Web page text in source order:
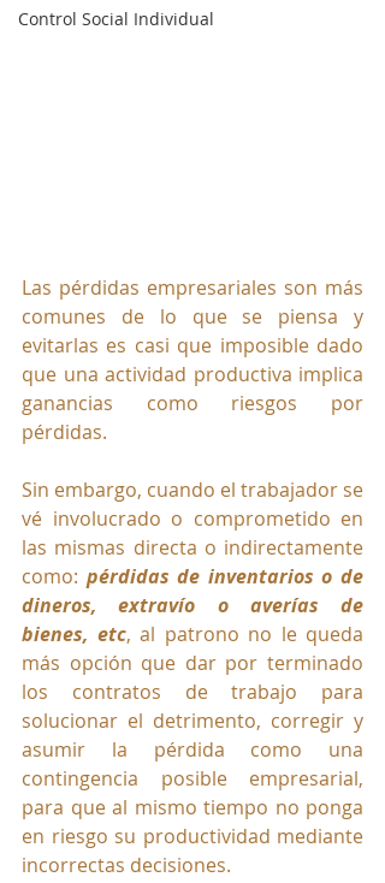
Control Social Individual
Las pérdidas empresariales son más
comunes de lo que se piensa y
evitarlas es casi que imposible dado
que una actividad productiva implica
ganancias como riesgos por
pérdidas.
Sin embargo, cuando el trabajador se
vé involucrado o comprometido en
las mismas directa o indirectamente
como: pérdidas de inventarios o de
dineros, extravío o averías de
bienes, etc, al patrono no le queda
más opción que dar por terminado
los contratos de trabajo para
solucionar el detrimento, corregir y
asumir la pérdida como una
contingencia posible empresarial,
para que al mismo tiempo no ponga
en riesgo su productividad mediante
incorrectas decisiones.